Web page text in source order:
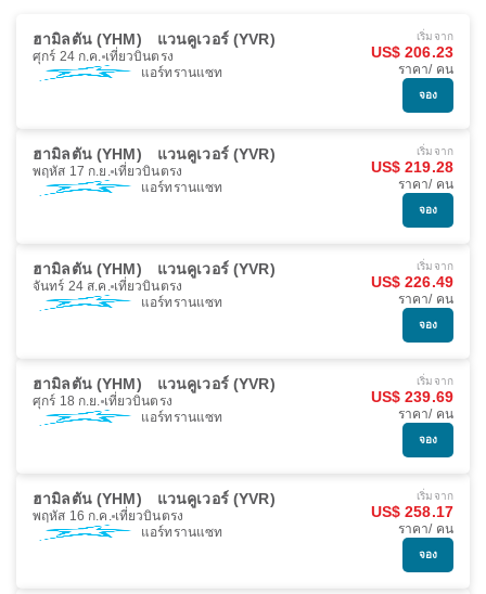
ฮามิลตัน (YHM) แวนคูเวอร์ (YVR)
ศุกร์ 24 ก.ค. เที่ยวบินตรง
แอร์ทรานแซท
เริ่มจาก
US$ 206.23
ราคา/ คน
จอง
ฮามิลตัน (YHM) แวนคูเวอร์ (YVR)
พฤหัส 17 ก.ย. เที่ยวบินตรง
แอร์ทรานแซท
เริ่มจาก
US$ 219.28
ราคา/ คน
จอง
ฮามิลตัน (YHM) แวนคูเวอร์ (YVR)
จันทร์ 24 ส.ค. เที่ยวบินตรง
แอร์ทรานแซท
เริ่มจาก
US$ 226.49
ราคา/ คน
จอง
ฮามิลตัน (YHM) แวนคูเวอร์ (YVR)
ศุกร์ 18 ก.ย. เที่ยวบินตรง
แอร์ทรานแซท
เริ่มจาก
US$ 239.69
ราคา/ คน
จอง
ฮามิลตัน (YHM) แวนคูเวอร์ (YVR)
พฤหัส 16 ก.ค. เที่ยวบินตรง
แอร์ทรานแซท
เริ่มจาก
US$ 258.17
ราคา/ คน
จอง